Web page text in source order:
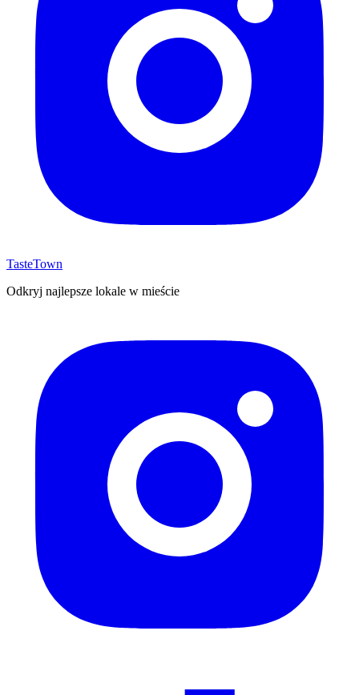
TasteTown
Odkryj najlepsze lokale w mieście